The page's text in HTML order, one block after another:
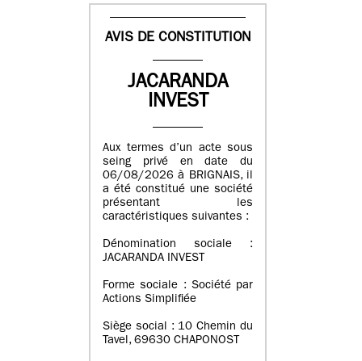
AVIS DE CONSTITUTION
JACARANDA
INVEST
Aux termes d’un acte sous
seing privé en date du
06/08/2026 à BRIGNAIS, il
a été constitué une société
présentant les
caractéristiques suivantes :
Dénomination sociale :
JACARANDA INVEST
Forme sociale : Société par
Actions Simplifiée
Siège social : 10 Chemin du
Tavel, 69630 CHAPONOST